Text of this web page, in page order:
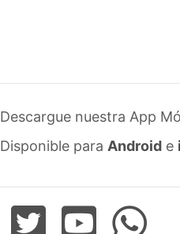
Descargue nuestra App
Disponible para Android e